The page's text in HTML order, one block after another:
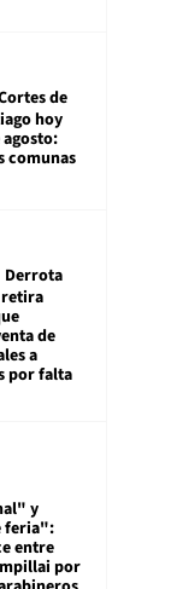
de
hoy
agosto:
comunas
Derrota
de
a
por falta
y
feria":
entre
por